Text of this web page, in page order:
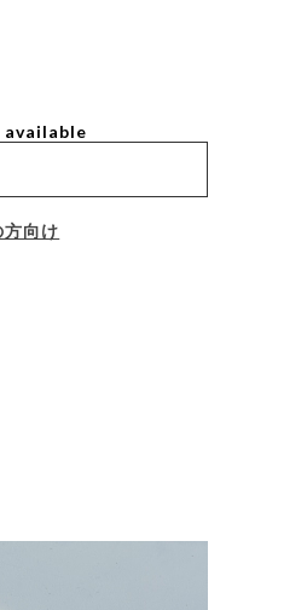
方向け